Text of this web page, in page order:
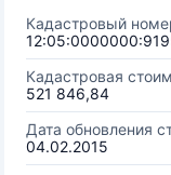
Кадастровый
Кадастровая
521 846,84
Дата обновления
04.02.2015